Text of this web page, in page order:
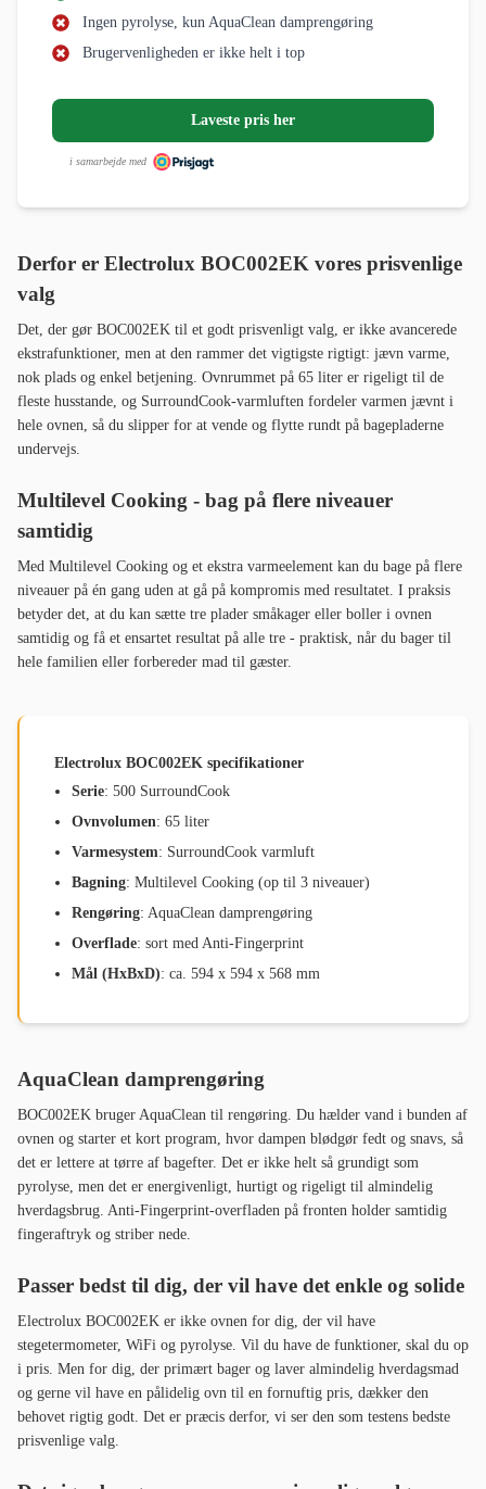
Ingen pyrolyse, kun AquaClean damprengøring
Brugervenligheden er ikke helt i top
Laveste pris her
i samarbejde med
Derfor er Electrolux BOC002EK vores prisvenlige
valg
Det, der gør BOC002EK til et godt prisvenligt valg, er ikke avancerede
ekstrafunktioner, men at den rammer det vigtigste rigtigt: jævn varme,
nok plads og enkel betjening. Ovnrummet på 65 liter er rigeligt til de
fleste husstande, og SurroundCook-varmluften fordeler varmen jævnt i
hele ovnen, så du slipper for at vende og flytte rundt på bagepladerne
undervejs.
Multilevel Cooking - bag på flere niveauer
samtidig
Med Multilevel Cooking og et ekstra varmeelement kan du bage på flere
niveauer på én gang uden at gå på kompromis med resultatet. I praksis
betyder det, at du kan sætte tre plader småkager eller boller i ovnen
samtidig og få et ensartet resultat på alle tre - praktisk, når du bager til
hele familien eller forbereder mad til gæster.
Electrolux BOC002EK specifikationer
Serie: 500 SurroundCook
Ovnvolumen: 65 liter
Varmesystem: SurroundCook varmluft
Bagning: Multilevel Cooking (op til 3 niveauer)
Rengøring: AquaClean damprengøring
Overflade: sort med Anti-Fingerprint
Mål (HxBxD): ca. 594 x 594 x 568 mm
AquaClean damprengøring
BOC002EK bruger AquaClean til rengøring. Du hælder vand i bunden af
ovnen og starter et kort program, hvor dampen blødgør fedt og snavs, så
det er lettere at tørre af bagefter. Det er ikke helt så grundigt som
pyrolyse, men det er energivenligt, hurtigt og rigeligt til almindelig
hverdagsbrug. Anti-Fingerprint-overfladen på fronten holder samtidig
fingeraftryk og striber nede.
Passer bedst til dig, der vil have det enkle og solide
Electrolux BOC002EK er ikke ovnen for dig, der vil have
stegetermometer, WiFi og pyrolyse. Vil du have de funktioner, skal du op
i pris. Men for dig, der primært bager og laver almindelig hverdagsmad
og gerne vil have en pålidelig ovn til en fornuftig pris, dækker den
behovet rigtig godt. Det er præcis derfor, vi ser den som testens bedste
prisvenlige valg.